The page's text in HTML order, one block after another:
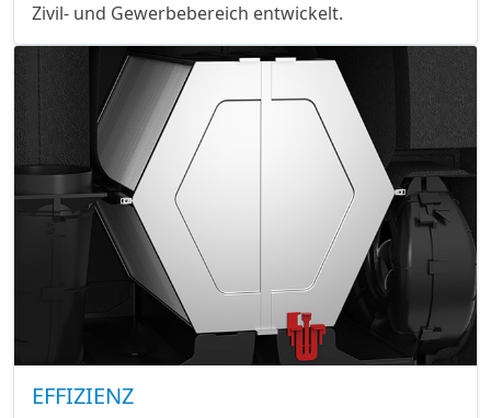
Zivil- und Gewerbebereich entwickelt.
EFFIZIENZ